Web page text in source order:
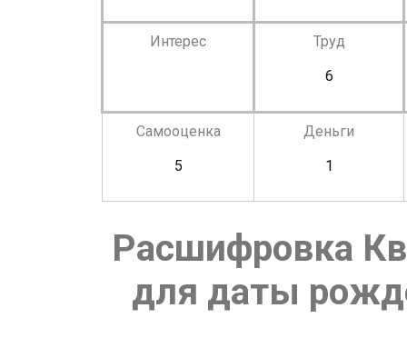
Интерес
Труд
6
Самооценка
5
Деньги
1
Расшифровка
для даты